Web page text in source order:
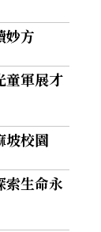
妙方
軍展才
校園
生命永